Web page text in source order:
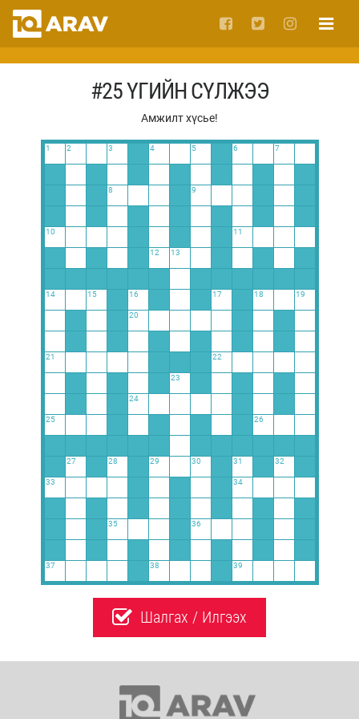
#25 ҮГИЙН СҮЛЖЭЭ
Амжилт хүсье!
1 2 3 4 5 6 7
8 9
10 11
12 13
14 15 16 17 18 19
20
21 22
23
24
25 26
27 28 29 30 31 32
33 34
35 36
37 38 39
Шалгах / Илгээх